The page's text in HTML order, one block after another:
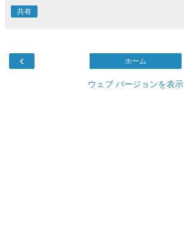
共有
‹ ホーム
ウェブ バージョンを表示